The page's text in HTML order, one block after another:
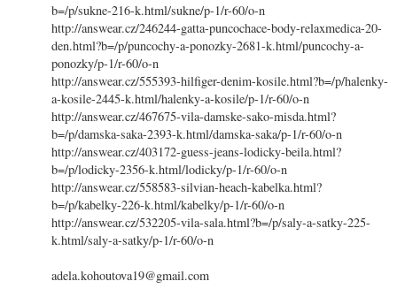
b=/p/sukne-216-k.html/sukne/p-1/r-60/o-n
http://answear.cz/246244-gatta-puncochace-body-relaxmedica-20-
den.html?b=/p/puncochy-a-ponozky-2681-k.html/puncochy-a-
ponozky/p-1/r-60/o-n
http://answear.cz/555393-hilfiger-denim-kosile.html?b=/p/halenky-
a-kosile-2445-k.html/halenky-a-kosile/p-1/r-60/o-n
http://answear.cz/467675-vila-damske-sako-misda.html?
b=/p/damska-saka-2393-k.html/damska-saka/p-1/r-60/o-n
http://answear.cz/403172-guess-jeans-lodicky-beila.html?
b=/p/lodicky-2356-k.html/lodicky/p-1/r-60/o-n
http://answear.cz/558583-silvian-heach-kabelka.html?
b=/p/kabelky-226-k.html/kabelky/p-1/r-60/o-n
http://answear.cz/532205-vila-sala.html?b=/p/saly-a-satky-225-
k.html/saly-a-satky/p-1/r-60/o-n
adela.kohoutova19@gmail.com